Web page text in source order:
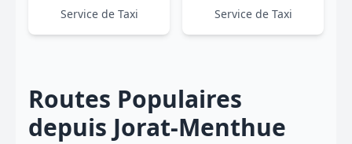
Service de Taxi Service de Taxi
Routes Populaires
depuis Jorat-Menthue